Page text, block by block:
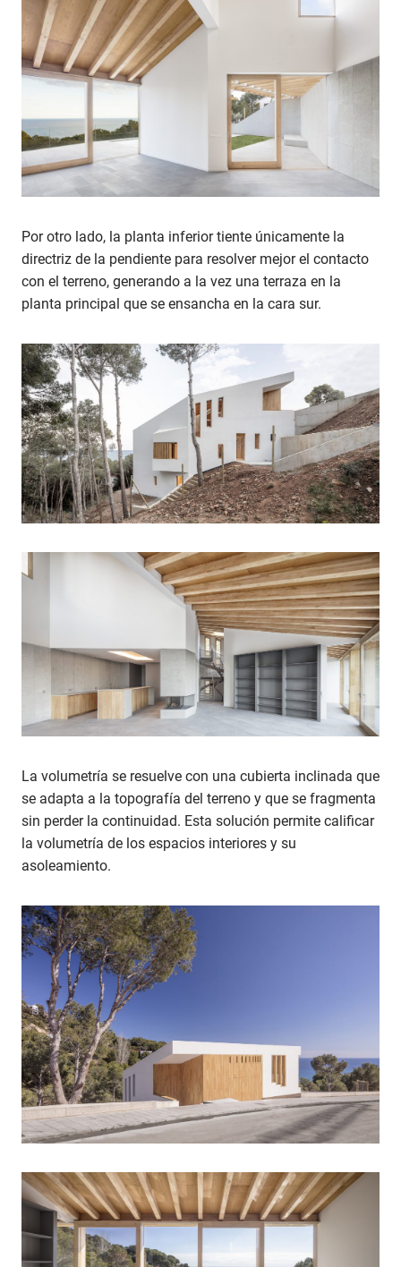
Por otro lado, la planta inferior tiente únicamente la
directriz de la pendiente para resolver mejor el contacto
con el terreno, generando a la vez una terraza en la
planta principal que se ensancha en la cara sur.
La volumetría se resuelve con una cubierta inclinada que
se adapta a la topografía del terreno y que se fragmenta
sin perder la continuidad. Esta solución permite calificar
la volumetría de los espacios interiores y su
asoleamiento.